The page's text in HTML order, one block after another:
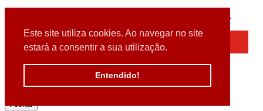
Este site utiliza cookies. Ao navegar no site
estará a consentir a sua utilização.
Entendido!
Detectamos que está a usar um browser desatualizado
Por favor, atualize o seu browser
para garantir uma melhor experiência.
Fechar